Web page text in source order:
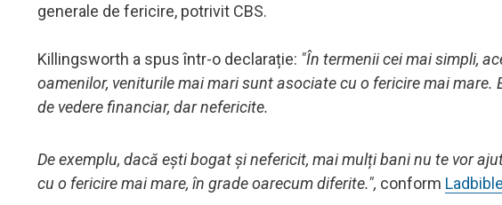
generale de fericire, potrivit CBS.
Killingsworth a spus într-o declarație: "În termenii cei mai simpli,
oamenilor, veniturile mai mari sunt asociate cu o fericire mai mare.
de vedere financiar, dar nefericite.
De exemplu, dacă ești bogat și nefericit, mai mulți bani nu te vor
cu o fericire mai mare, în grade oarecum diferite.", conform